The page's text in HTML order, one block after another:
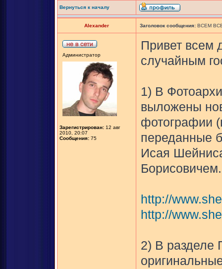
Вернуться к началу
Alexander Заголовок сообщения: ВСЕМ
Администратор
Зарегистрирован: 12 авг
2010, 20:07
Сообщения: 75
Привет всем
случайным
1) В
выложены
фотографии
переданные
Исая
http://
http://
2) В разделе